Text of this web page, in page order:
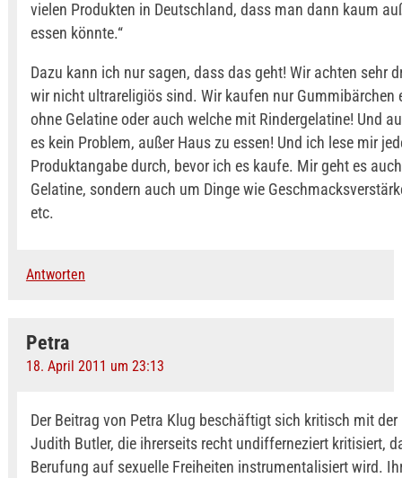
vielen Produkten in Deutschland, dass man dann kaum
essen könnte.“
Dazu kann ich nur sagen, dass das geht! Wir achten sehr
wir nicht ultrareligiös sind. Wir kaufen nur Gummibärchen
ohne Gelatine oder auch welche mit Rindergelatine! Und
es kein Problem, außer Haus zu essen! Und ich lese mir
Produktangabe durch, bevor ich es kaufe. Mir geht es
Gelatine, sondern auch um Dinge wie
etc.
Antworten
Petra
18. April 2011 um 23:13
Der Beitrag von Petra Klug beschäftigt sich kritisch mit
Judith Butler, die ihrerseits recht undifferneziert kritisiert,
Berufung auf sexuelle Freiheiten instrumentalisiert wird.